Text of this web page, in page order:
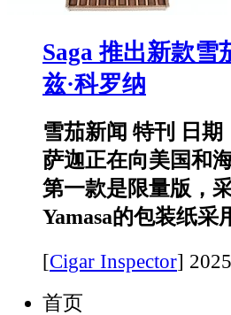
Saga 推出新款
兹·科罗纳
雪茄新闻 特刊 日期
萨迦正在向美国和
第一款是限量版，
Yamasa的包装纸采
[Cigar Inspector]
首页